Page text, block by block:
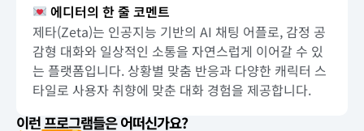
에디터의 한 줄 코멘트
제타(Zeta)는 인공지능 기반의 AI 채팅 어플로, 감정 공
감형 대화와 일상적인 소통을 자연스럽게 이어갈 수 있
는 플랫폼입니다. 상황별 맞춤 반응과 다양한 캐릭터 스
타일로 사용자 취향에 맞춘 대화 경험을 제공합니다.
이런 프로그램들은 어떠신가요?